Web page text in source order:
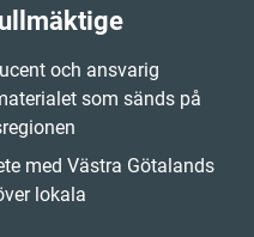
och ansvarig
som sänds på
med Västra Götalands
lokala